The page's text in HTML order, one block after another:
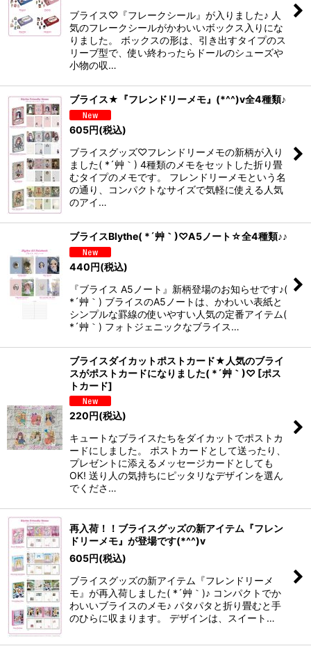
ブライス♡『フレークシール』が入りました♪ 人
気のフレークシールがかわいいボックス入りにな
りました。 ボックスの形は、引き出すタイプのス
リーブ型で、使い終わったらドールのシューズや
小物の収…
ブライス★『フレンドリーメモ』(*^^)v全4種類♪
605円(税込)
ブライスグッズ♡フレンドリーメモの新柄が入り
ました( *´艸｀) 4種類のメモをセットした折り畳
むタイプのメモです。 フレンドリーメモという名
の通り、コンパクトなサイズで気軽に使える人気
のアイ…
ブライスBlythe( *´艸｀)♡A5ノート☆全4種類♪♪
440円(税込)
『ブライス A5ノート』新柄登場のお知らせです♪(
*´艸｀) ブライスのA5ノートは、かわいい表紙と
シンプルな罫線の使いやすい人気の定番アイテム(
*´艸｀) フォトジェニックなブライス…
ブライスダイカットポストカード★人気のブライ
スがポストカードになりました( *´艸｀)♡ [ポス
トカード]
220円(税込)
キュートなブライスたちをダイカットでポストカ
ードにしました。 ポストカードとして送ったり、
プレゼントに添えるメッセージカードとしても
OK! 送り人の気持ちにピッタリなデザインを選ん
でくださ…
再入荷！！ブライスグッズの新アイテム『フレン
ドリーメモ』が登場です(*^^)v
605円(税込)
ブライスグッズの新アイテム『フレンドリーメ
モ』が再入荷しました( *´艸｀)♪ コンパクトでか
わいいブライスのメモ♪ パタパタと折り畳むと手
のひらに収まります。 デザインは、スイート…